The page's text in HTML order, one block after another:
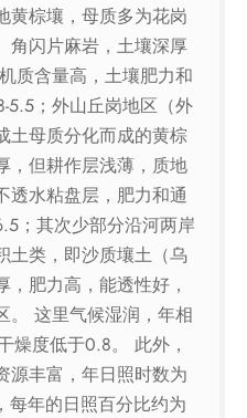
黄棕壤，母质多为花岗
角闪片麻岩，土壤深厚
质含量高，土壤肥力和
5.5；外山丘岗地区（外
土母质分化而成的黄棕
，但耕作层浅薄，质地
透水粘盘层，肥力和通
；其次少部分沿河两岸
土类，即沙质壤土（乌
，肥力高，能透性好，
。 这里气候湿润，年相
燥度低于0.8。 此外，
源丰富，年日照时数为
每年的日照百分比约为